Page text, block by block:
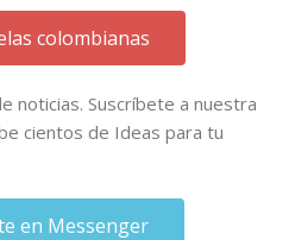
colombianas
noticias. Suscríbete a nuestra
cientos de Ideas para tu
en Messenger